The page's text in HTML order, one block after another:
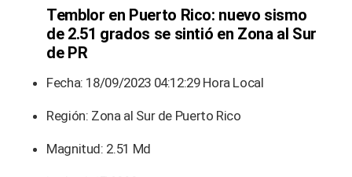
Temblor en Puerto Rico: nuevo sismo
de 2.51 grados se sintió en Zona al Sur
de PR
Fecha: 18/09/2023 04:12:29 Hora Local
Región: Zona al Sur de Puerto Rico
Magnitud: 2.51 Md